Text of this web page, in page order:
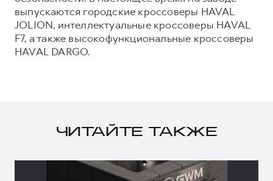
выпускаются городские кроссоверы HAVAL
JOLION, интеллектуальные кроссоверы HAVAL
F7, а также высокофункциональные кроссоверы
HAVAL DARGO.
ЧИТАЙТЕ ТАКЖЕ